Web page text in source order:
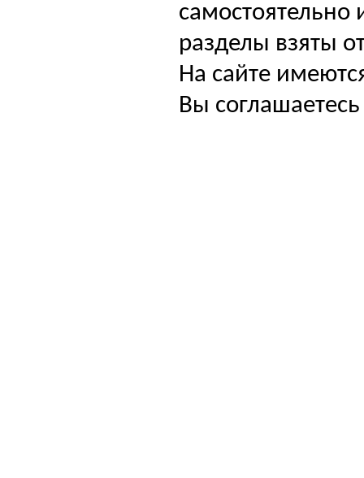
самостоятельно
разделы взяты
На сайте
Вы